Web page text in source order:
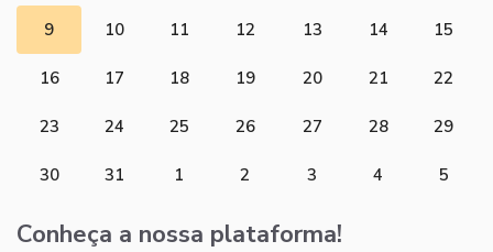
9 10 11 12 13 14 15
16 17 18 19 20 21 22
23 24 25 26 27 28 29
30 31 1 2 3 4 5
Conheça a nossa plataforma!